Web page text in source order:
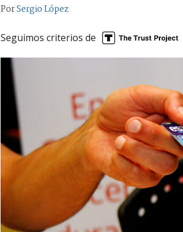
PorSergio López
Seguimos criterios de